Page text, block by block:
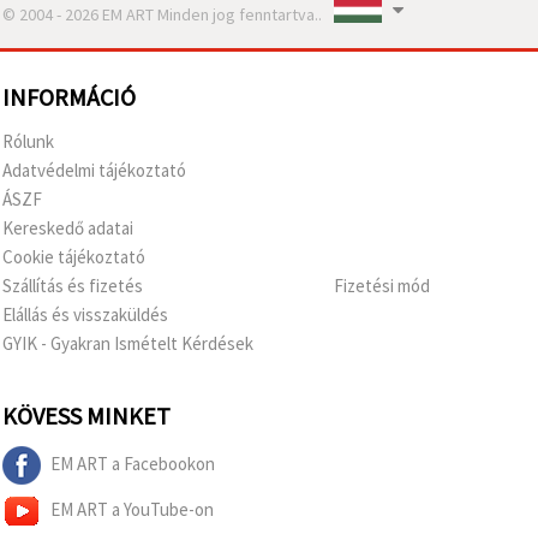
© 2004 - 2026 EM ART Minden jog fenntartva..
INFORMÁCIÓ
Rólunk
Adatvédelmi tájékoztató
ÁSZF
Kereskedő adatai
Cookie tájékoztató
Szállítás és fizetés
Elállás és visszaküldés
GYIK - Gyakran Ismételt Kérdések
Fizetési mód
KÖVESS MINKET
EM ART a Facebookon
EM ART a YouTube-on